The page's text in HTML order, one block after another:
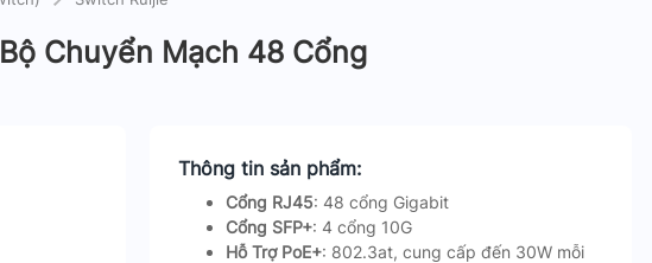
Chuyển Mạch 48 Cổng
Thông tin sản phẩm:
Cổng RJ45: 48 cổng Gigabit
Cổng SFP+: 4 cổng 10G
Hỗ Trợ PoE+: 802.3at, cung cấp đến 30W mỗi